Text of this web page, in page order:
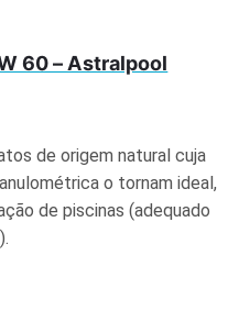
60 – Astralpool
de origem natural cuja
o tornam ideal,
de piscinas (adequado